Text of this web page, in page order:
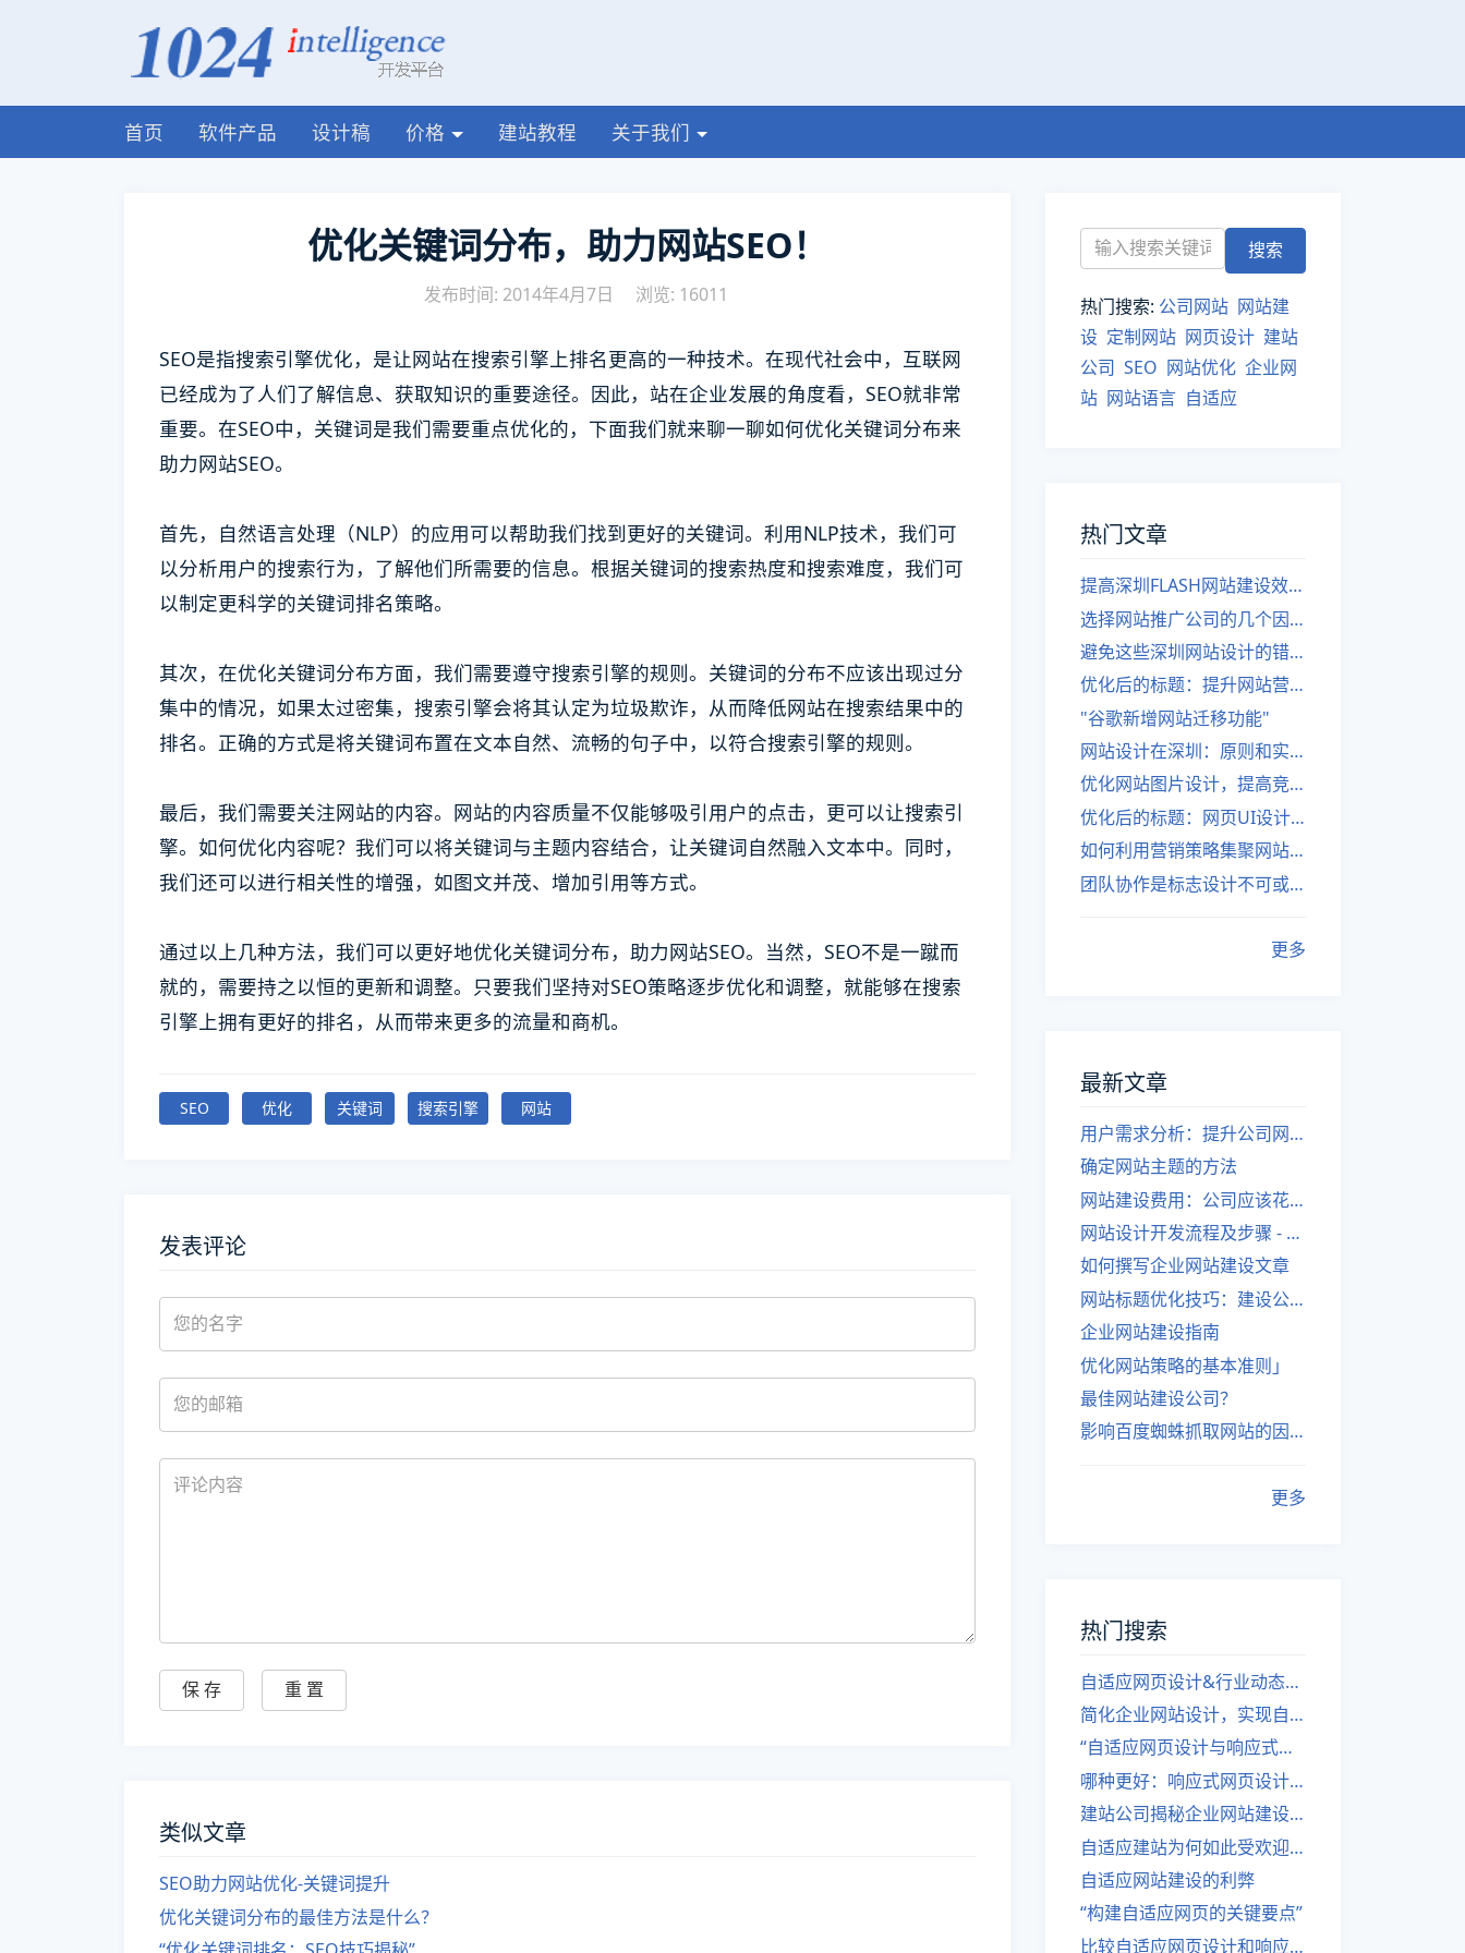
首页 软件产品 设计稿 价格 建站教程 关于我们
优化关键词分布，助力网站SEO！
发布时间: 2014年4月7日 浏览: 16011
SEO是指搜索引擎优化，是让网站在搜索引擎上排名更高的一种技术。在现代社会中，互联网
已经成为了人们了解信息、获取知识的重要途径。因此，站在企业发展的角度看，SEO就非常
重要。在SEO中，关键词是我们需要重点优化的，下面我们就来聊一聊如何优化关键词分布来
助力网站SEO。
首先，自然语言处理（NLP）的应用可以帮助我们找到更好的关键词。利用NLP技术，我们可
以分析用户的搜索行为，了解他们所需要的信息。根据关键词的搜索热度和搜索难度，我们可
以制定更科学的关键词排名策略。
其次，在优化关键词分布方面，我们需要遵守搜索引擎的规则。关键词的分布不应该出现过分
集中的情况，如果太过密集，搜索引擎会将其认定为垃圾欺诈，从而降低网站在搜索结果中的
排名。正确的方式是将关键词布置在文本自然、流畅的句子中，以符合搜索引擎的规则。
最后，我们需要关注网站的内容。网站的内容质量不仅能够吸引用户的点击，更可以让搜索引
擎。如何优化内容呢？我们可以将关键词与主题内容结合，让关键词自然融入文本中。同时，
我们还可以进行相关性的增强，如图文并茂、增加引用等方式。
通过以上几种方法，我们可以更好地优化关键词分布，助力网站SEO。当然，SEO不是一蹴而
就的，需要持之以恒的更新和调整。只要我们坚持对SEO策略逐步优化和调整，就能够在搜索
引擎上拥有更好的排名，从而带来更多的流量和商机。
SEO 优化 关键词 搜索引擎 网站
发表评论
类似文章
SEO助力网站优化-关键词提升
优化关键词分布的最佳方法是什么？
热门搜索: 公司网站 网站建
设 定制网站 网页设计 建站
公司 SEO 网站优化 企业网
站 网站语言 自适应
热门文章
提高深圳FLASH网站建设效率的建议
选择网站推广公司的几个因素
避免这些深圳网站设计的错误
优化后的标题：提升网站营销绩效的策略
"谷歌新增网站迁移功能"
网站设计在深圳：原则和实践
优化网站图片设计，提高竞争力
优化后的标题：网页UI设计与APP UI设计应用软件
如何利用营销策略集聚网站流量
团队协作是标志设计不可或缺的一部分
更多
最新文章
用户需求分析：提升公司网站建设效果
确定网站主题的方法
网站建设费用：公司应该花费多少？
网站设计开发流程及步骤 - 优化后的标题
如何撰写企业网站建设文章
网站标题优化技巧：建设公司的专业指导
企业网站建设指南
优化网站策略的基本准则」
最佳网站建设公司？
影响百度蜘蛛抓取网站的因素有哪些？
更多
热门搜索
自适应网页设计&行业动态，关注建站。
简化企业网站设计，实现自适应设计的方法
“自适应网页设计与响应式网站建设的异同”
哪种更好：响应式网页设计还是自适应网站？
建站公司揭秘企业网站建设核心原则
自适应建站为何如此受欢迎？
自适应网站建设的利弊
“构建自适应网页的关键要点”
比较自适应网页设计和响应式网站的差异